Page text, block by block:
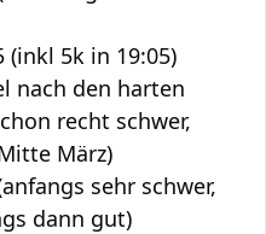
(inkl 5k in 19:05)
nach den harten
recht schwer,
März)
sehr schwer,
dann gut)